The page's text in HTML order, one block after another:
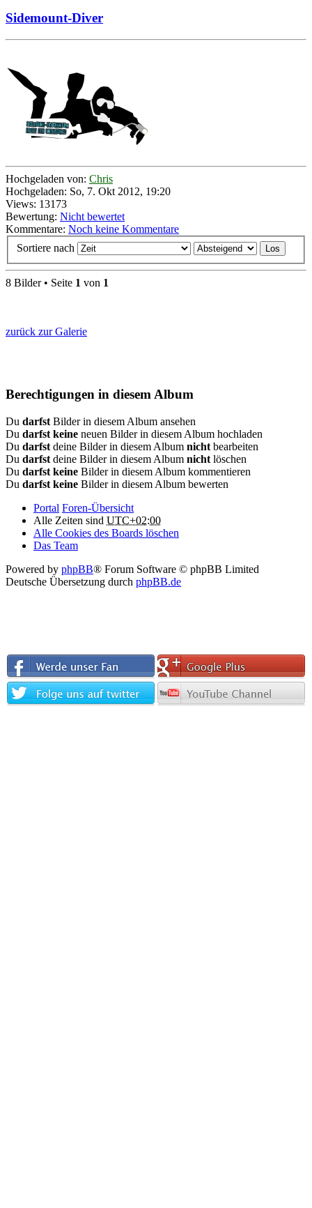
Sidemount-Diver
Hochgeladen von: Chris
Hochgeladen: So, 7. Okt 2012, 19:20
Views: 13173
Bewertung: Nicht bewertet
Kommentare: Noch keine Kommentare
Sortiere nach
8 Bilder • Seite 1 von 1
zurück zur Galerie
Berechtigungen in diesem Album
Du darfst Bilder in diesem Album ansehen
Du darfst keine neuen Bilder in diesem Album hochladen
Du darfst deine Bilder in diesem Album nicht bearbeiten
Du darfst deine Bilder in diesem Album nicht löschen
Du darfst keine Bilder in diesem Album kommentieren
Du darfst keine Bilder in diesem Album bewerten
Portal Foren-Übersicht
Alle Zeiten sind UTC+02:00
Alle Cookies des Boards löschen
Das Team
Powered by phpBB® Forum Software © phpBB Limited
Deutsche Übersetzung durch phpBB.de